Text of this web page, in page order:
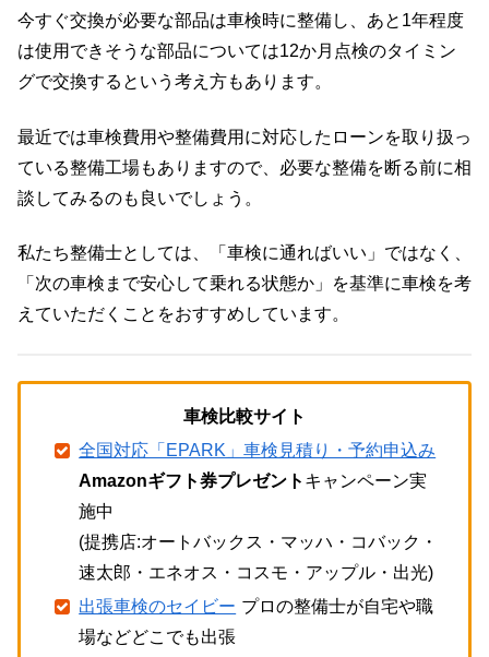
今すぐ交換が必要な部品は車検時に整備し、あと1年程度
は使用できそうな部品については12か月点検のタイミン
グで交換するという考え方もあります。
最近では車検費用や整備費用に対応したローンを取り扱っ
ている整備工場もありますので、必要な整備を断る前に相
談してみるのも良いでしょう。
私たち整備士としては、「車検に通ればいい」ではなく、
「次の車検まで安心して乗れる状態か」を基準に車検を考
えていただくことをおすすめしています。
車検比較サイト
全国対応「EPARK」車検見積り・予約申込み
Amazonギフト券プレゼント キャンペーン実
施中
(提携店:オートバックス・マッハ・コバック・
速太郎・エネオス・コスモ・アップル・出光)
出張車検のセイビー プロの整備士が自宅や職
場などどこでも出張